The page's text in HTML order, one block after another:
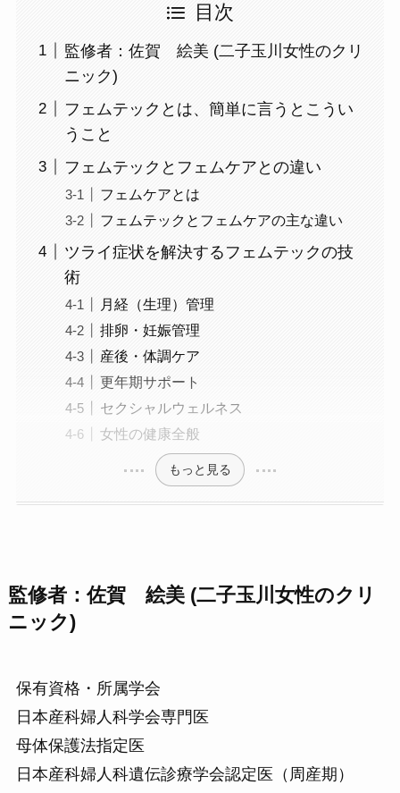
目次
監修者：佐賀 絵美 (二子玉川女性のクリ
ニック)
フェムテックとは、簡単に言うとこうい
うこと
フェムテックとフェムケアとの違い
フェムケアとは
フェムテックとフェムケアの主な違い
ツライ症状を解決するフェムテックの技
術
月経（生理）管理
排卵・妊娠管理
産後・体調ケア
更年期サポート
セクシャルウェルネス
女性の健康全般
もっと見る
監修者：佐賀 絵美 (二子玉川女性のクリ
ニック)
保有資格・所属学会
日本産科婦人科学会専門医
母体保護法指定医
日本産科婦人科遺伝診療学会認定医（周産期）